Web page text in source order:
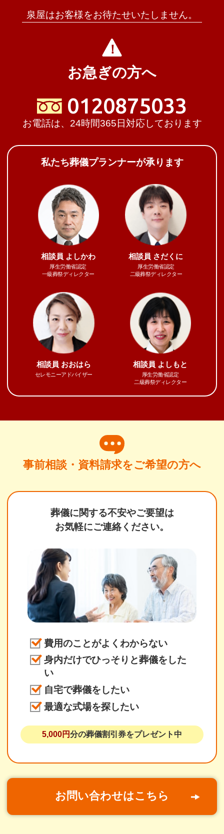
泉屋はお客様をお待たせいたしません。
お急ぎの方へ
0120875033
お電話は、24時間365日対応しております
私たち葬儀プランナーが承ります
相談員 よしかわ
厚生労働省認定
一級葬祭ディレクター
相談員 さだくに
厚生労働省認定
二級葬祭ディレクター
相談員 おおはら
セレモニーアドバイザー
相談員 よしもと
厚生労働省認定
二級葬祭ディレクター
事前相談・資料請求をご希望の方へ
葬儀に関する不安やご要望は
お気軽にご連絡ください。
費用のことがよくわからない
身内だけでひっそりと葬儀をした
い
自宅で葬儀をしたい
最適な式場を探したい
5,000円分の葬儀割引券をプレゼント中
お問い合わせはこちら